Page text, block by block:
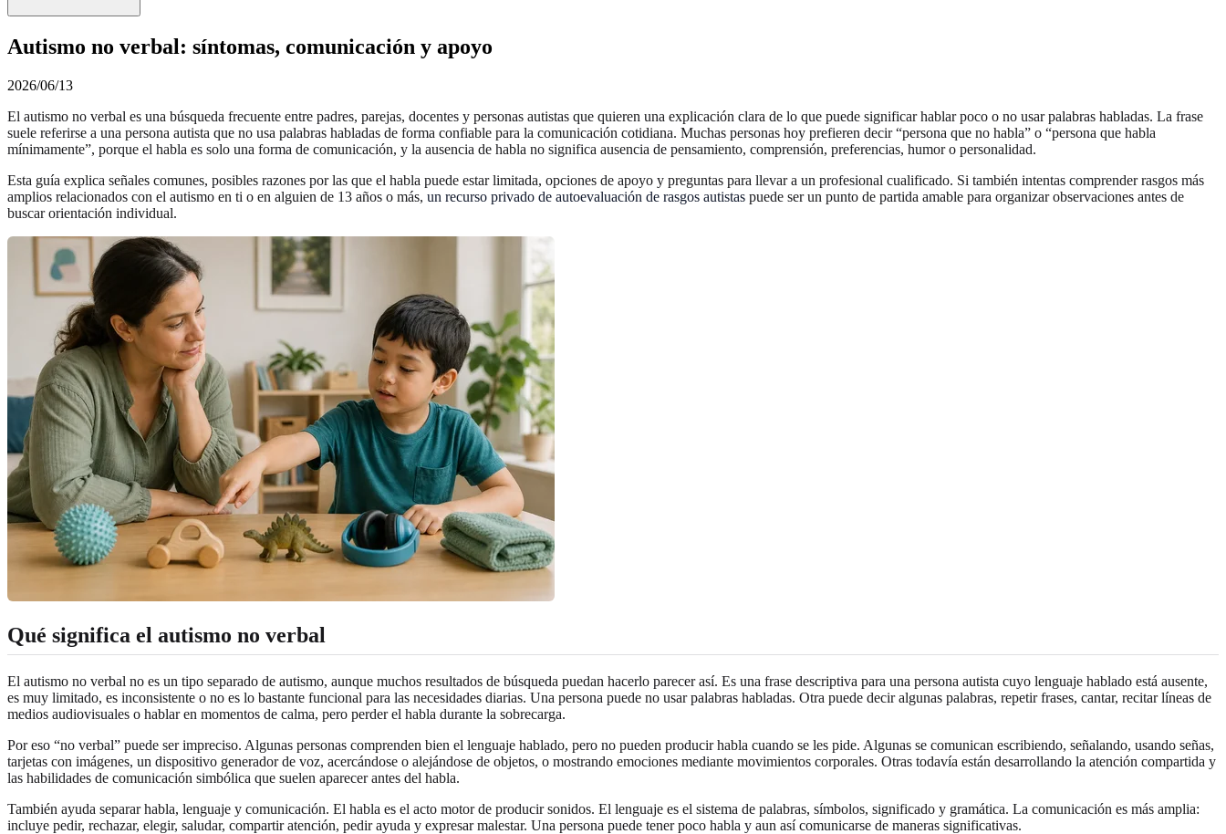
Autismo no verbal: síntomas, comunicación y apoyo
2026/06/13
El autismo no verbal es una búsqueda frecuente entre padres, parejas, docentes y personas autistas que quieren una explicación clara de lo que puede significar hablar poco o no usar palabras habladas. La frase
suele referirse a una persona autista que no usa palabras habladas de forma confiable para la comunicación cotidiana. Muchas personas hoy prefieren decir “persona que no habla” o “persona que habla
mínimamente”, porque el habla es solo una forma de comunicación, y la ausencia de habla no significa ausencia de pensamiento, comprensión, preferencias, humor o personalidad.
Esta guía explica señales comunes, posibles razones por las que el habla puede estar limitada, opciones de apoyo y preguntas para llevar a un profesional cualificado. Si también intentas comprender rasgos más
amplios relacionados con el autismo en ti o en alguien de 13 años o más, un recurso privado de autoevaluación de rasgos autistas puede ser un punto de partida amable para organizar observaciones antes de
buscar orientación individual.
Qué significa el autismo no verbal
El autismo no verbal no es un tipo separado de autismo, aunque muchos resultados de búsqueda puedan hacerlo parecer así. Es una frase descriptiva para una persona autista cuyo lenguaje hablado está ausente,
es muy limitado, es inconsistente o no es lo bastante funcional para las necesidades diarias. Una persona puede no usar palabras habladas. Otra puede decir algunas palabras, repetir frases, cantar, recitar líneas de
medios audiovisuales o hablar en momentos de calma, pero perder el habla durante la sobrecarga.
Por eso “no verbal” puede ser impreciso. Algunas personas comprenden bien el lenguaje hablado, pero no pueden producir habla cuando se les pide. Algunas se comunican escribiendo, señalando, usando señas,
tarjetas con imágenes, un dispositivo generador de voz, acercándose o alejándose de objetos, o mostrando emociones mediante movimientos corporales. Otras todavía están desarrollando la atención compartida y
las habilidades de comunicación simbólica que suelen aparecer antes del habla.
También ayuda separar habla, lenguaje y comunicación. El habla es el acto motor de producir sonidos. El lenguaje es el sistema de palabras, símbolos, significado y gramática. La comunicación es más amplia:
incluye pedir, rechazar, elegir, saludar, compartir atención, pedir ayuda y expresar malestar. Una persona puede tener poco habla y aun así comunicarse de maneras significativas.